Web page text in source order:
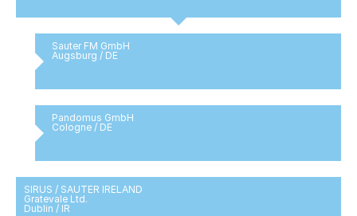
Sauter FM GmbH
Augsburg / DE
Pandomus GmbH
Cologne / DE
SIRUS / SAUTER IRELAND
Gratevale Ltd.
Dublin / IR